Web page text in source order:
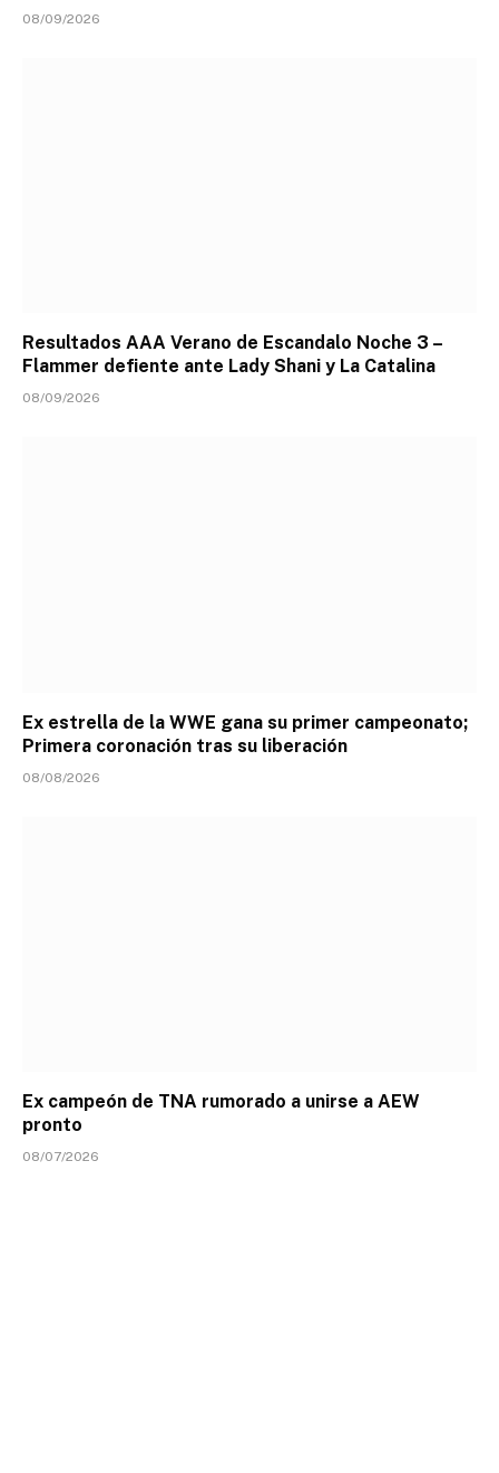
08/09/2026
Resultados AAA Verano de Escandalo Noche 3 –
Flammer defiente ante Lady Shani y La Catalina
08/09/2026
Ex estrella de la WWE gana su primer campeonato;
Primera coronación tras su liberación
08/08/2026
Ex campeón de TNA rumorado a unirse a AEW
pronto
08/07/2026